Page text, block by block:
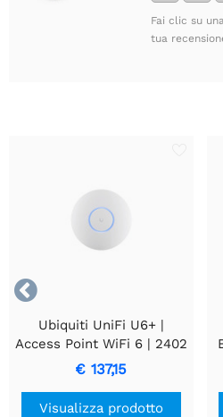
Fai clic su
tua

Ubiquiti UniFi U6+ |
Access Point WiFi 6 | 2402
Mbit/s | PoE+ | Include
Supporto di Montaggio
€ 137,15
Visualizza prodotto